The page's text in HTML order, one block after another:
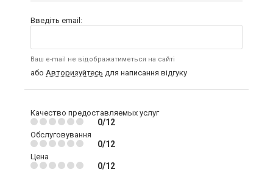
Введіть email:
Ваш e-mail не відображатиметься на сайті
або Авторизуйтесь для написання відгуку
Качество предоставляемых услуг
0/12
Обслуговування
0/12
Цена
0/12